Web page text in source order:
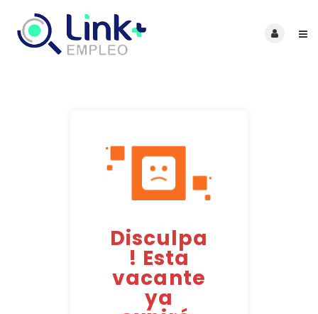
Disculpa
! Esta
vacante
ya